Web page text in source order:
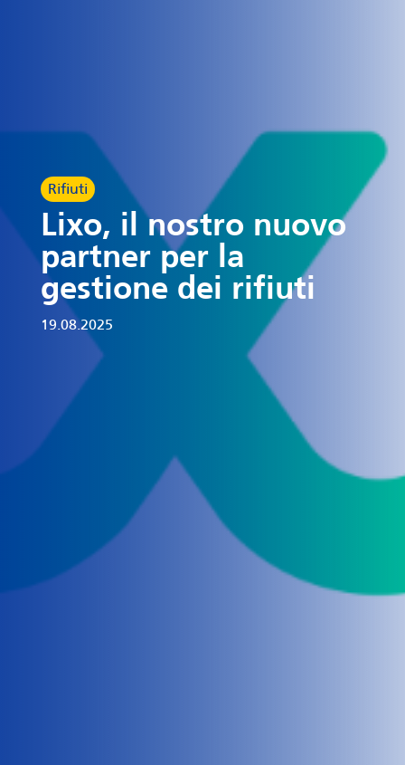
Rifiuti
Lixo, il nostro nuovo
partner per la
gestione dei rifiuti
19.08.2025